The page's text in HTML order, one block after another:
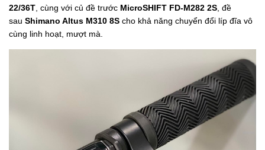
22/36T , cùng với củ đề trước MicroSHIFT FD-M282 2S , đề
sau Shimano Altus M310 8S cho khả năng chuyển đổi líp đĩa vô
cùng linh hoạt, mượt mà.